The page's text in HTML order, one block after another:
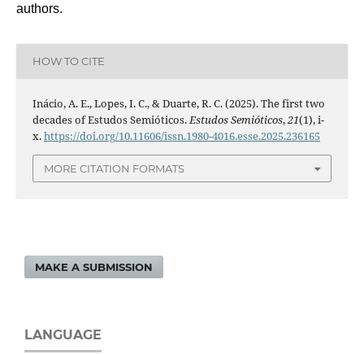
authors.
HOW TO CITE
Inácio, A. E., Lopes, I. C., & Duarte, R. C. (2025). The first two
decades of Estudos Semióticos. Estudos Semióticos,21(1), i-
x.https://doi.org/10.11606/issn.1980-4016.esse.2025.236165
MORE CITATION FORMATS
MAKE A SUBMISSION
LANGUAGE